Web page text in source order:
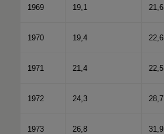
1969 19,1 21,6
1970 19,4 22,6
1971 21,4 22,5
1972 24,3 28,7
1973 26,8 31,9